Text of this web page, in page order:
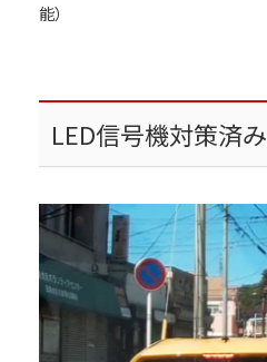
能）
LED信号機対策済み